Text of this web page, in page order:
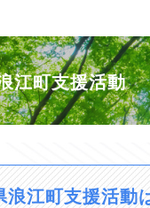
江町支援活動
浪江町支援活動